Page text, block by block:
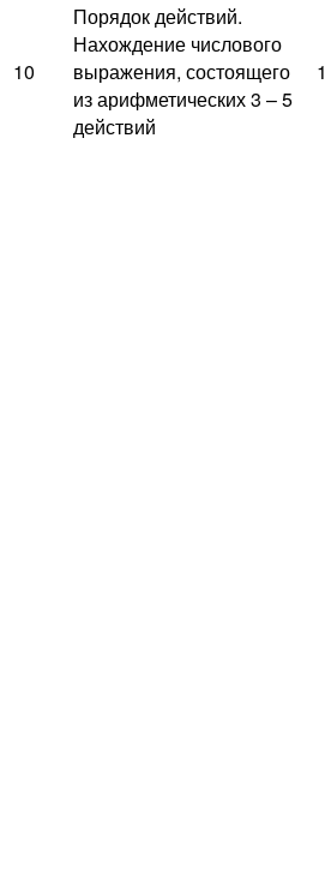
10
Порядок действий.
Нахождение числового
выражения, состоящего
из арифметических 3 – 5
действий
1